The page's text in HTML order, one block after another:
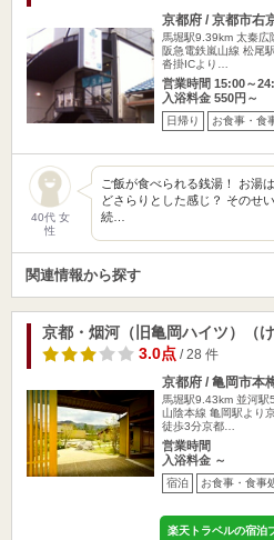
京都府 / 京都市右
馬堀駅9.39km 太秦広
阪急電鉄嵐山線 松尾
沓掛ICより…
営業時間 15:00～
入浴料金 550円～
日帰り お食事・食
40代 女
性
ご飯が食べられる銭湯！ お湯
どさらりとした感じ？ そのせ
続…
関連情報から探す
京都・烟河（旧亀岡ハイツ）（け
3.0点/ 28 件
京都府 / 亀岡市本
馬堀駅9.43km 並河駅
山陰本線 亀岡駅より
徒歩3分京都…
営業時間
入浴料金 ～
宿泊 お食事・食事
楽天トラベルの宿泊